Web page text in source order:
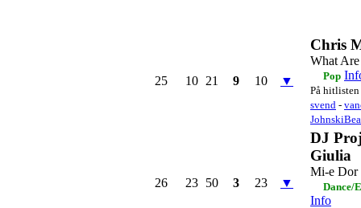
25 10 21 9 10 ▼
Chris
What
Pop
På hitlisten
svend -
26 23 50 3 23 ▼
DJ
Giulia
Mi-e Dor
Dance/
Info